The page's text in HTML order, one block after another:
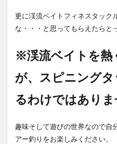
更に渓流ベイトフィネスタック
な・・・と思ってもらえたらと
※渓流ベイトを熱
が、スピニング
るわけではありま
趣味そして遊びの世界なので自
アー釣りをお楽しみください。